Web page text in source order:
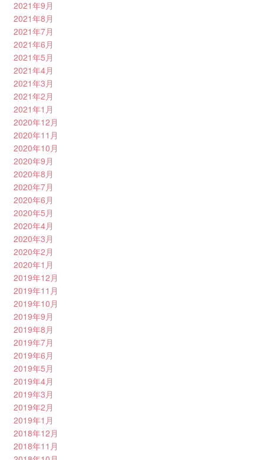
2021年9月
2021年8月
2021年7月
2021年6月
2021年5月
2021年4月
2021年3月
2021年2月
2021年1月
2020年12月
2020年11月
2020年10月
2020年9月
2020年8月
2020年7月
2020年6月
2020年5月
2020年4月
2020年3月
2020年2月
2020年1月
2019年12月
2019年11月
2019年10月
2019年9月
2019年8月
2019年7月
2019年6月
2019年5月
2019年4月
2019年3月
2019年2月
2019年1月
2018年12月
2018年11月